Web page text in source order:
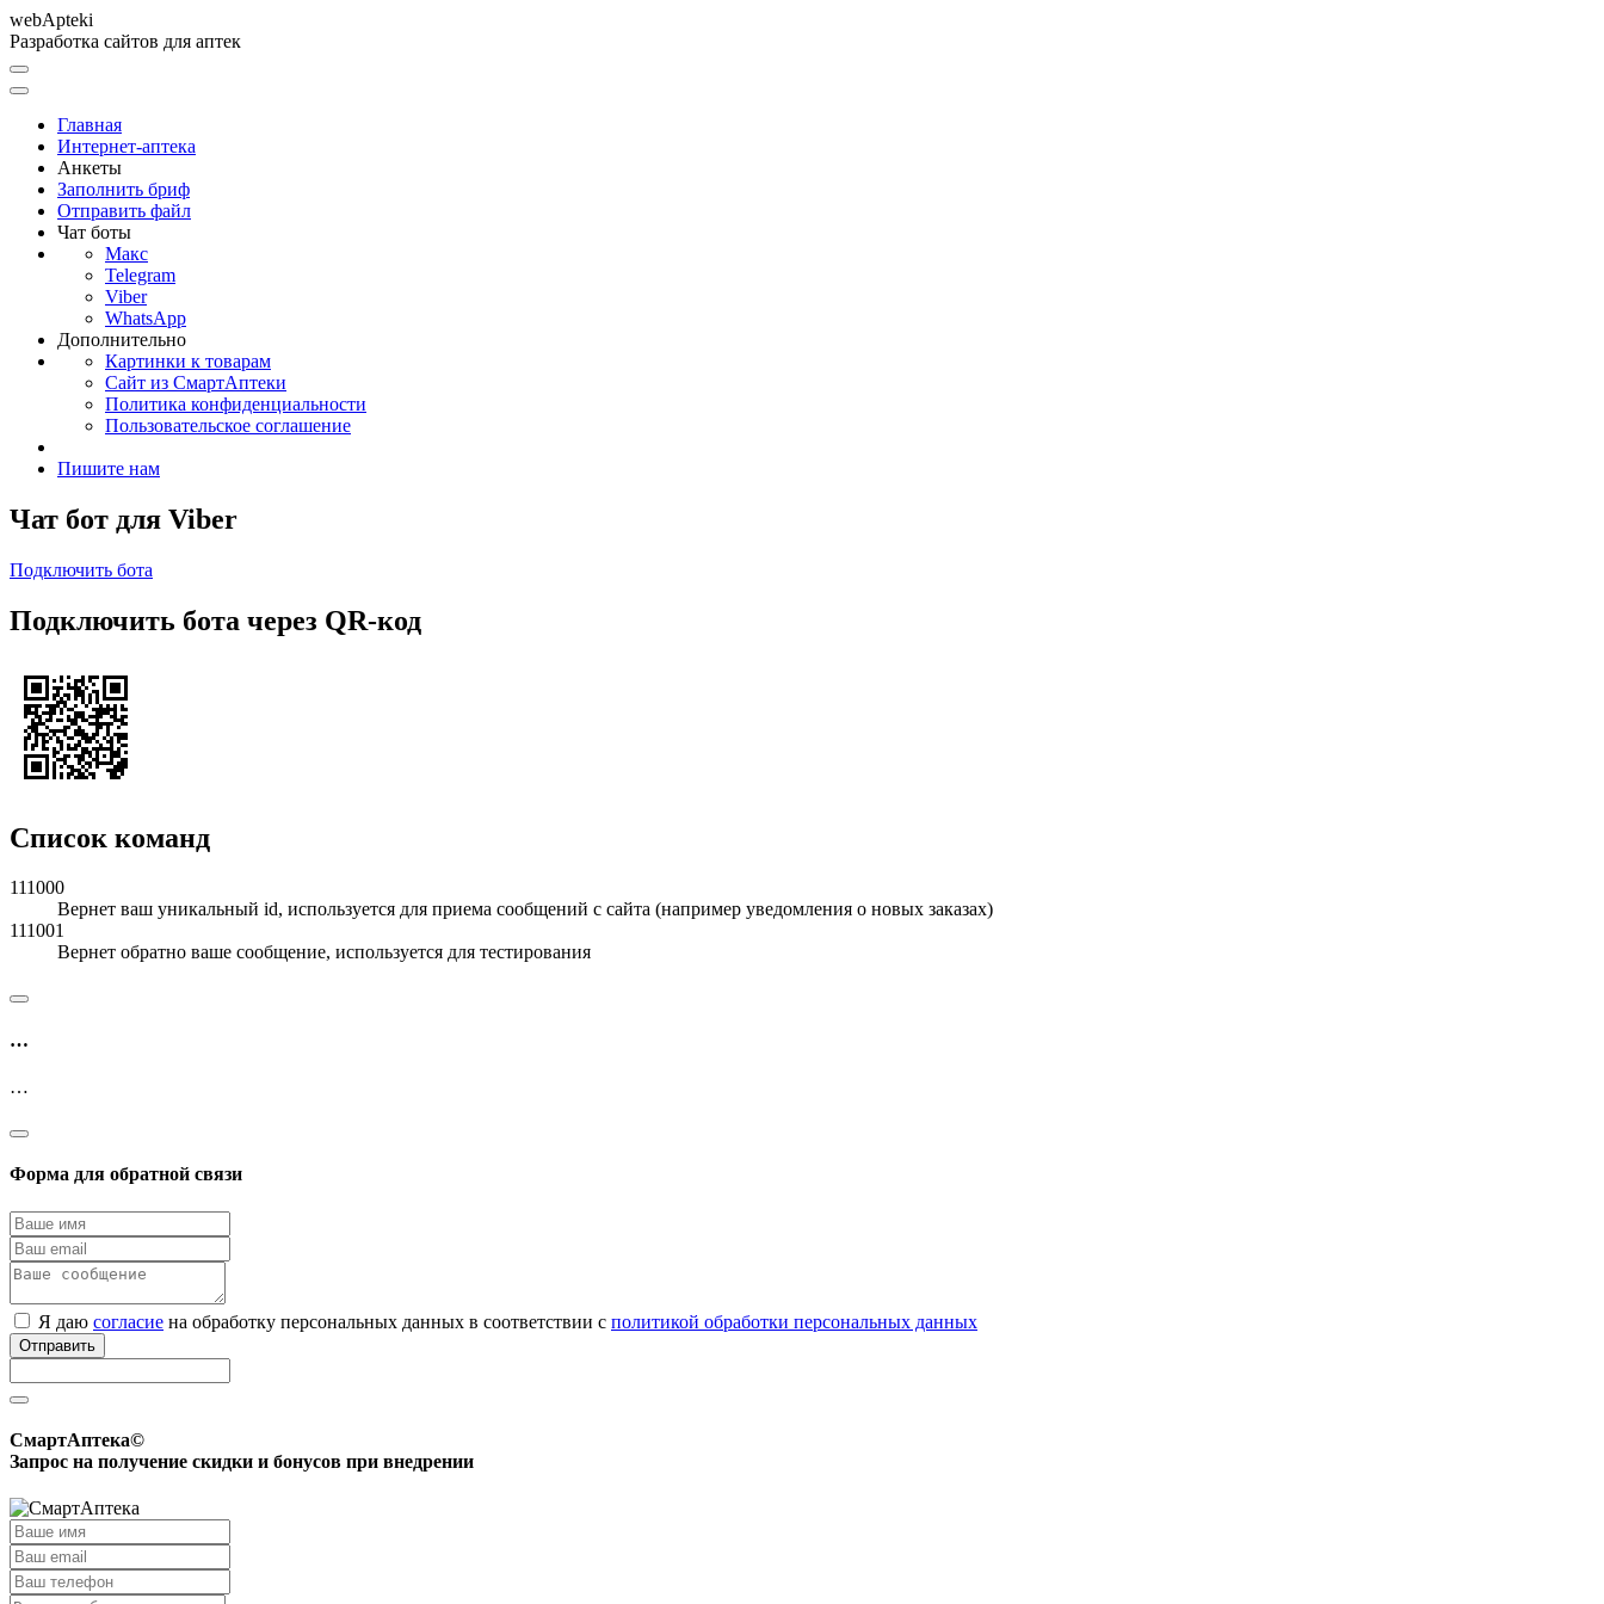
webApteki
Разработка сайтов для аптек
Главная
Интернет-аптека
Анкеты
Заполнить бриф
Отправить файл
Чат боты
Макс
Telegram
Viber
WhatsApp
Дополнительно
Картинки к товарам
Сайт из СмартАптеки
Политика конфиденциальности
Пользовательское соглашение
Пишите нам
Чат бот для Viber
Подключить бота
Подключить бота через QR-код
Список команд
111000
Вернет ваш уникальный id, используется для приема сообщений с сайта (например уведомления о новых заказах)
111001
Вернет обратно ваше сообщение, используется для тестирования
…
…
Форма для обратной связи
Я даю согласие на обработку персональных данных в соответствии с политикой обработки персональных данных
Отправить
СмартАптека©
Запрос на получение скидки и бонусов при внедрении